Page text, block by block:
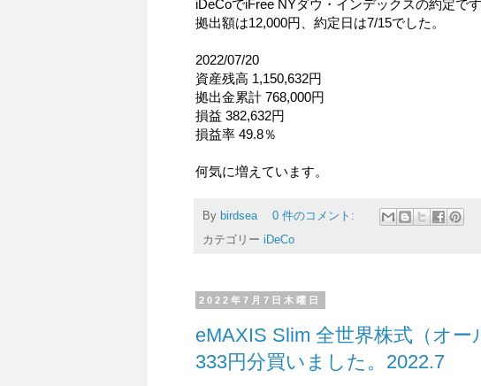
iDeCoでiFree NYダウ・インデックスの約定です
拠出額は12,000円、約定日は7/15でした。
2022/07/20
資産残高 1,150,632円
拠出金累計 768,000円
損益 382,632円
損益率 49.8％
何気に増えています。
By birdsea
0 件のコメント:
カテゴリー iDeCo
2022年7月7日木曜日
eMAXIS Slim 全世界株式（オ
333円分買いました。2022.7